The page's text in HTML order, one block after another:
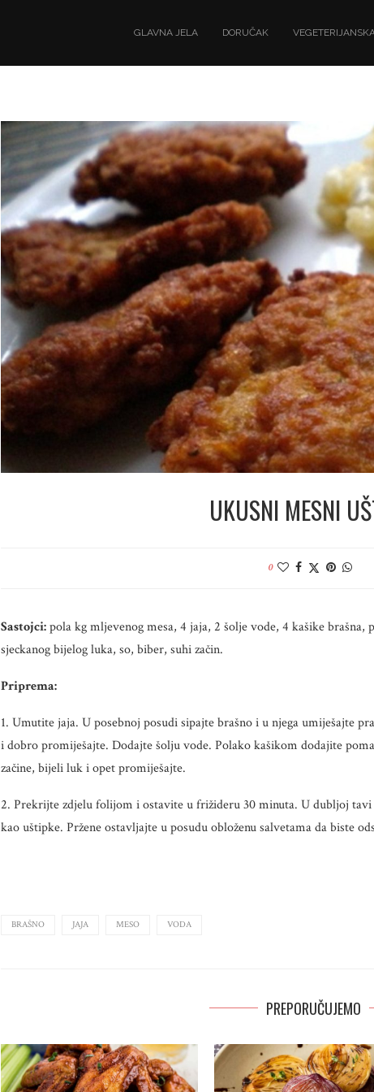
GLAVNA JELA DORUČAK
UKUSNI MESNI
0
Sastojci:pola kg mljevenog mesa, 4 jaja, 2 šolje vode, 4 kašike brašna,
sjeckanog bijelog luka, so, biber, suhi začin.
Priprema:
1. Umutite jaja. U posebnoj posudi sipajte brašno i u njega umiješajte
i dobro promiješajte. Dodajte šolju vode. Polako kašikom dodajite
začine, bijeli luk i opet promiješajte.
2. Prekrijte zdjelu folijom i ostavite u frižideru 30 minuta. U dubljoj
kao uštipke. Pržene ostavljajte u posudu obloženu salvetama da biste
BRAŠNO JAJA MESO VODA
PREPORUČUJEMO